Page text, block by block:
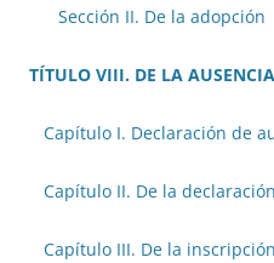
Sección II. De la adopción
TÍTULO VIII. DE LA AUSENCIA
Capítulo I. Declaración de
Capítulo II. De la
Capítulo III. De la